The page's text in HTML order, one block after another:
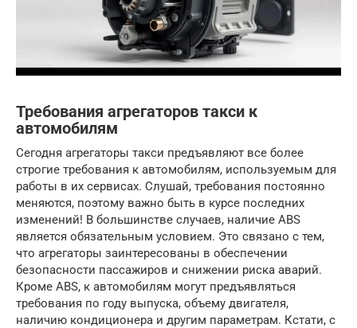
Требования агрегаторов такси к
автомобилям
Сегодня агрегаторы такси предъявляют все более
строгие требования к автомобилям, используемым для
работы в их сервисах. Слушай, требования постоянно
меняются, поэтому важно быть в курсе последних
изменений! В большинстве случаев, наличие ABS
является обязательным условием. Это связано с тем,
что агрегаторы заинтересованы в обеспечении
безопасности пассажиров и снижении риска аварий.
Кроме ABS, к автомобилям могут предъявляться
требования по году выпуска, объему двигателя,
наличию кондиционера и другим параметрам. Кстати, с